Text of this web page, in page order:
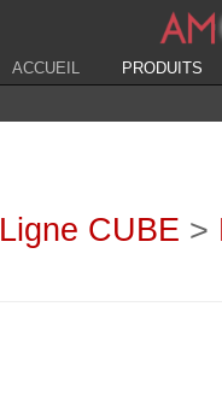
ACCUEIL PRODUITS
Ligne CUBE >